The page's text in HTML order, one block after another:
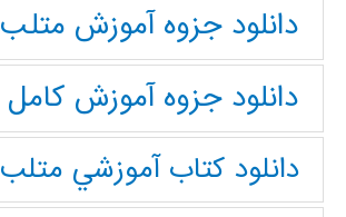
دانلود جزوه آموزش متلب
دانلود جزوه آموزش کامل matlab
دانلود كتاب آموزشي متلب